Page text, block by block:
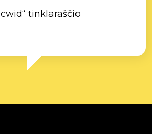
tinklaraščio